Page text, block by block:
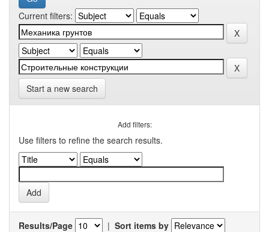
Current filters:
Start a new search
Add filters:
Use filters to refine the search results.
Results/Page | Sort items by